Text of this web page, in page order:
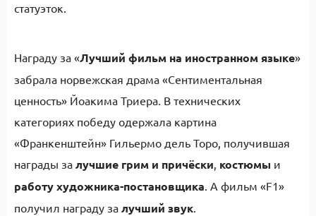
статуэток.
Награду за «Лучший фильм на иностранном языке»
забрала норвежская драма «Сентиментальная
ценность» Йоакима Триера. В технических
категориях победу одержала картина
«Франкенштейн» Гильермо дель Торо, получившая
награды за лучшие грим и причёски костюмы и
работу художника-постановщика . А фильм «F1»
получил награду за лучший звук